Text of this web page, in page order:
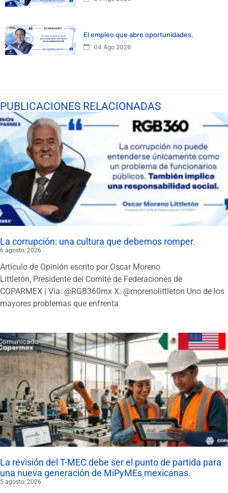
El empleo que abre oportunidades.
04 Ago 2026
PUBLICACIONES RELACIONADAS
La corrupción: una cultura que debemos romper.
6 agosto, 2026
Artículo de Opinión escrito por Oscar Moreno
Littletón, Presidente del Comité de Federaciones de
COPARMEX | Vía: @RGB360mx X: @morenolittleton Uno de los
mayores problemas que enfrenta
La revisión del T-MEC debe ser el punto de partida para
una nueva generación de MiPyMEs mexicanas.
5 agosto, 2026